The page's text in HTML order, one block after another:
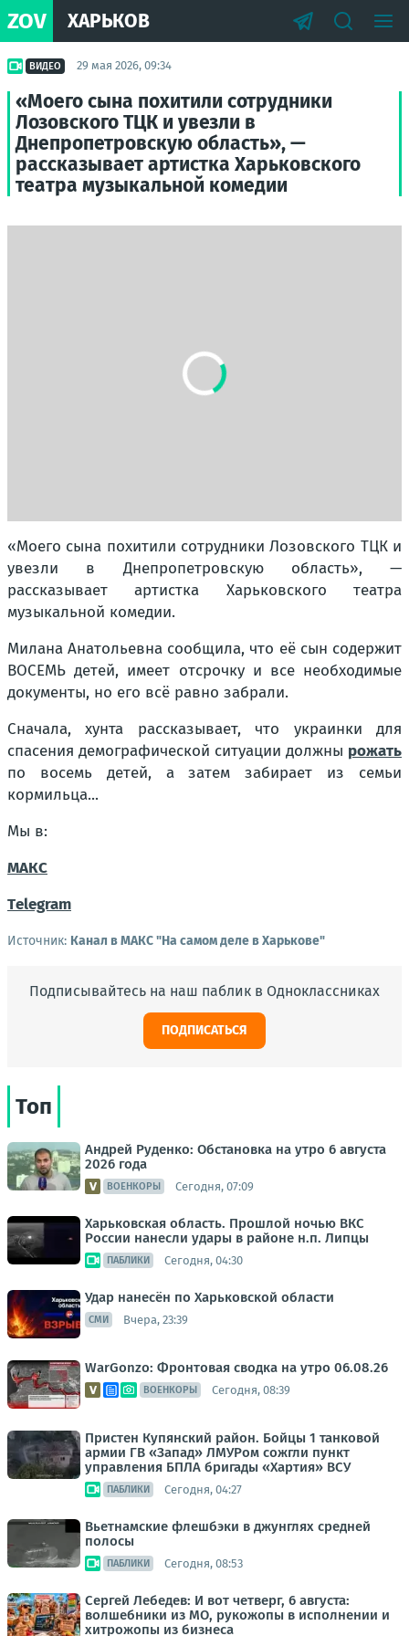
ZOV ХАРЬКОВ
ВИДЕО 29 мая 2026, 09:34
«Моего сына похитили сотрудники
Лозовского ТЦК и увезли в
Днепропетровскую область», —
рассказывает артистка Харьковского
театра музыкальной комедии
«Моего сына похитили сотрудники Лозовского ТЦК и
увезли в Днепропетровскую область», —
рассказывает артистка Харьковского театра
музыкальной комедии.
Милана Анатольевна сообщила, что её сын содержит
ВОСЕМЬ детей, имеет отсрочку и все необходимые
документы, но его всё равно забрали.
Сначала, хунта рассказывает, что украинки для
спасения демографической ситуации должны рожать
по восемь детей, а затем забирает из семьи
кормильца...
Мы в:
МАКС
Тelegram
Источник: Канал в МАКС "На самом деле в Харькове"
Подписывайтесь на наш паблик в Одноклассниках
ПОДПИСАТЬСЯ
Топ
Андрей Руденко: Обстановка на утро 6 августа
2026 года
ВОЕНКОРЫ Сегодня, 07:09
Харьковская область. Прошлой ночью ВКС
России нанесли удары в районе н.п. Липцы
ПАБЛИКИ Сегодня, 04:30
Удар нанесён по Харьковской области
СМИ Вчера, 23:39
WarGonzo: Фронтовая сводка на утро 06.08.26
ВОЕНКОРЫ Сегодня, 08:39
Пристен Купянский район. Бойцы 1 танковой
армии ГВ «Запад» ЛМУРом сожгли пункт
управления БПЛА бригады «Хартия» ВСУ
ПАБЛИКИ Сегодня, 04:27
Вьетнамские флешбэки в джунглях средней
полосы
ПАБЛИКИ Сегодня, 08:53
Сергей Лебедев: И вот четверг, 6 августа:
волшебники из МО, рукожопы в исполнении и
хитрожопы из бизнеса